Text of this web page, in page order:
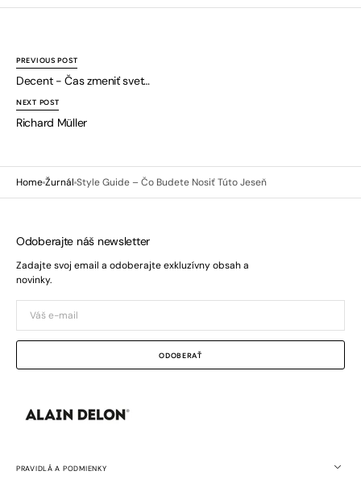
PREVIOUS POST
Decent - Čas zmeniť svet…
NEXT POST
Richard Müller
HomeŽurnál Style Guide – Čo Budete Nosiť Túto Jeseň
PRAVIDLÁ A PODMIENKY
Odoberajte náš newsletter
Zadajte svoj email a odoberajte exkluzívny obsah a
novinky.
ODOBERAŤ